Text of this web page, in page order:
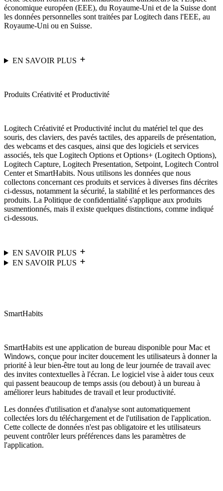
économique européen (EEE), du Royaume-Uni et de la Suisse dont
les données personnelles sont traitées par Logitech dans l'EEE, au
Royaume-Uni ou en Suisse.
EN SAVOIR PLUS
Produits Créativité et Productivité
Logitech Créativité et Productivité inclut du matériel tel que des
souris, des claviers, des pavés tactiles, des appareils de présentation,
des webcams et des casques, ainsi que des logiciels et services
associés, tels que Logitech Options et Options+ (Logitech Options),
Logitech Capture, Logitech Presentation, Setpoint, Logitech Control
Center et SmartHabits. Nous utilisons les données que nous
collectons concernant ces produits et services à diverses fins décrites
ci-dessus, notamment la sécurité, la stabilité et les performances des
produits. La Politique de confidentialité s'applique aux produits
susmentionnés, mais il existe quelques distinctions, comme indiqué
ci-dessous.
EN SAVOIR PLUS
EN SAVOIR PLUS
SmartHabits
SmartHabits est une application de bureau disponible pour Mac et
Windows, conçue pour inciter doucement les utilisateurs à donner la
priorité à leur bien-être tout au long de leur journée de travail avec
des invites contextuelles à l'écran. Le logiciel vise à aider tous ceux
qui passent beaucoup de temps assis (ou debout) à un bureau à
améliorer leurs habitudes de travail et leur productivité.
Les données d'utilisation et d'analyse sont automatiquement
collectées lors du téléchargement et de l'utilisation de l'application.
Cette collecte de données n'est pas obligatoire et les utilisateurs
peuvent contrôler leurs préférences dans les paramètres de
l'application.